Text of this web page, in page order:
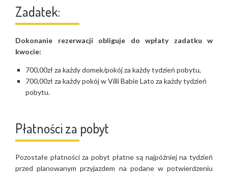
Zadatek:
Dokonanie rezerwacji obliguje do wpłaty zadatku w
kwocie:
700,00zł za każdy domek/pokój za każdy tydzień pobytu,
700,00zł za każdy pokój w Villi Babie Lato za każdy tydzień
pobytu.
Płatności za pobyt
Pozostałe płatności za pobyt płatne są najpóźniej na tydzień
przed planowanym przyjazdem na podane w potwierdzeniu